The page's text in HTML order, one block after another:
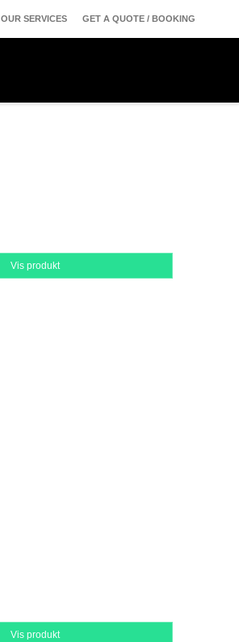
OUR SERVICES GET A QUOTE / BOOKING
Vis produkt
Vis produkt